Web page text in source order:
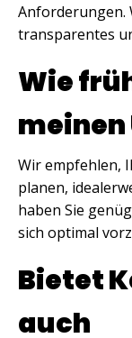
Anforderungen.
transparentes
Wie
meinen
Wir empfehlen,
planen,
haben Sie
sich optimal
Bietet
auch